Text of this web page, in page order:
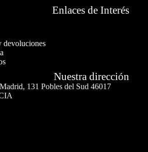
Enlaces de Interés
devoluciones
Nuestra dirección
131 Pobles del Sud 46017